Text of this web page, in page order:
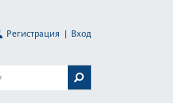
Регистрация Вход